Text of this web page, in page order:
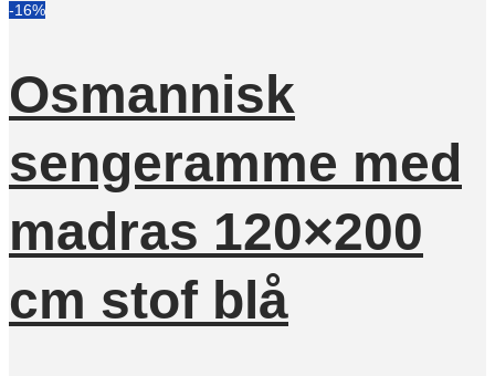
-16%
Osmannisk
sengeramme med
madras 120×200
cm stof blå